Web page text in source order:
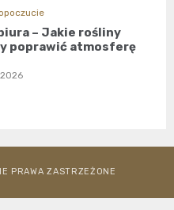
– Jakie rośliny
poprawić atmosferę
PRAWA ZASTRZEŻONE